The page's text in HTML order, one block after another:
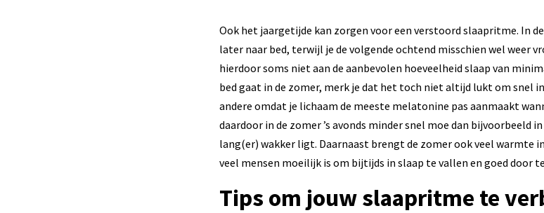
Ook het jaargetijde kan zorgen voor een verstoord slaapritme. In
later naar bed, terwijl je de volgende ochtend misschien wel weer
hierdoor soms niet aan de aanbevolen hoeveelheid slaap van
bed gaat in de zomer, merk je dat het toch niet altijd lukt om snel
andere omdat je lichaam de meeste melatonine pas aanmaakt
daardoor in de zomer ’s avonds minder snel moe dan bijvoorbeeld
lang(er) wakker ligt. Daarnaast brengt de zomer ook veel warmte
veel mensen moeilijk is om bijtijds in slaap te vallen en goed door
Tips om jouw slaapritme te